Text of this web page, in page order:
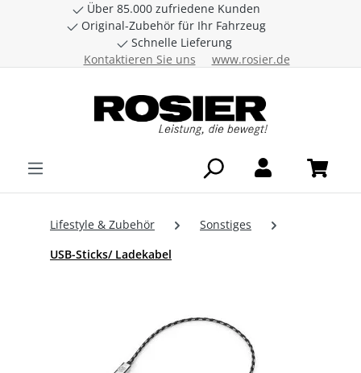
Zum Hauptinhalt springen
Über 85.000 zufriedene Kunden
Original-Zubehör für Ihr Fahrzeug
Schnelle Lieferung
Kontaktieren Sie uns
www.rosier.de
Lifestyle & Zubehör
Sonstiges
USB-Sticks/ Ladekabel